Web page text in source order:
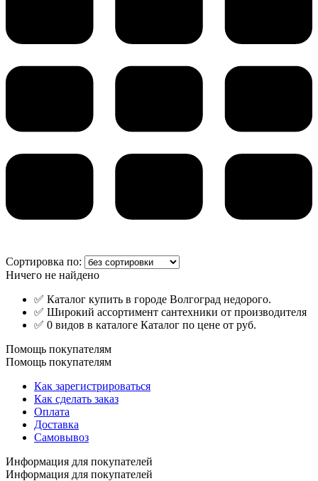
Сортировка по:
Ничего не найдено
✅ Каталог купить в городе Волгоград недорого.
✅ Широкий ассортимент сантехники от производителя
✅ 0 видов в каталоге Каталог по цене от руб.
Помощь покупателям
Помощь покупателям
Как зарегистрироваться
Как сделать заказ
Оплата
Доставка
Самовывоз
Информация для покупателей
Информация для покупателей